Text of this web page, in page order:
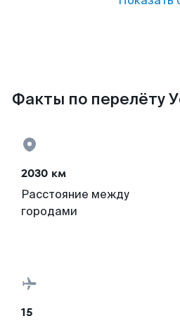
Факты по перелёту
2030 км
Расстояние между
городами
15